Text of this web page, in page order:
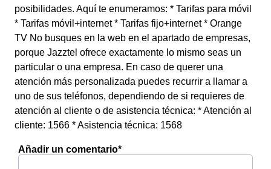
posibilidades. Aquí te enumeramos: * Tarifas para móvil
* Tarifas móvil+internet * Tarifas fijo+internet * Orange
TV No busques en la web en el apartado de empresas,
porque Jazztel ofrece exactamente lo mismo seas un
particular o una empresa. En caso de querer una
atención más personalizada puedes recurrir a llamar a
uno de sus teléfonos, dependiendo de si requieres de
atención al cliente o de asistencia técnica: * Atención al
cliente: 1566 * Asistencia técnica: 1568
Añadir un comentario*